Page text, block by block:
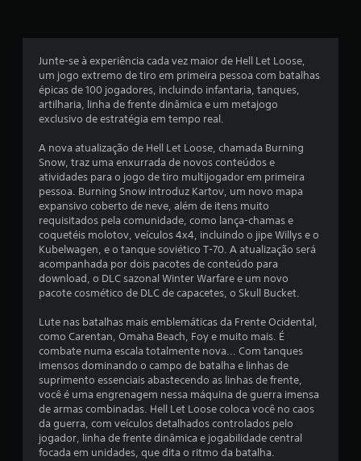
a
l
d
1
6
2
5
c
l
s
Junte-se à experiência cada vez maior de Hell Let Loose,
um jogo extremo de tiro em primeira pessoa com batalhas
épicas de 100 jogadores, incluindo infantaria, tanques,
artilharia, linha de frente dinâmica e um metajogo
exclusivo de estratégia em tempo real.
A nova atualização de Hell Let Loose, chamada Burning
Snow, traz uma enxurrada de novos conteúdos e
atividades para o jogo de tiro multijogador em primeira
pessoa. Burning Snow introduz Kartov, um novo mapa
expansivo coberto de neve, além de itens muito
requisitados pela comunidade, como lança-chamas e
coquetéis molotov, veículos 4x4, incluindo o jipe Willys e o
Kubelwagen, e o tanque soviético T-70. A atualização será
acompanhada por dois pacotes de conteúdo para
download, o DLC sazonal Winter Warfare e um novo
pacote cosmético de DLC de capacetes, o Skull Bucket.
Lute nas batalhas mais emblemáticas da Frente Ocidental,
como Carentan, Omaha Beach, Foy e muito mais. É
combate numa escala totalmente nova... Com tanques
imensos dominando o campo de batalha e linhas de
suprimento essenciais abastecendo as linhas de frente,
você é uma engrenagem nessa máquina de guerra imensa
de armas combinadas. Hell Let Loose coloca você no caos
da guerra, com veículos detalhados controlados pelo
jogador, linha de frente dinâmica e jogabilidade central
focada em unidades, que dita o ritmo da batalha.